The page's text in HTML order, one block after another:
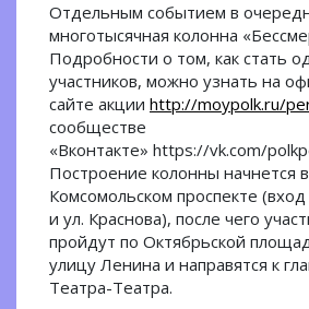
Отдельным событием в
многотысячная колонна
Подробности о том, как стать
участников, можно узнать на
сайте акции http://moypolk.ru/
сообществе
«Вконтакте» https://vk.com/
Построение колонны начнется
Комсомольском проспекте
и ул. Краснова), после чего
пройдут по Октябрьской
улицу Ленина и направятся к
Театра-Театра.